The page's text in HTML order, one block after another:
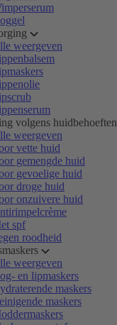
weergeven
volgens
weergeven
vette huid
gemengde huid
gevoelige huid
droge huid
onzuivere huid
spf
roodheid
weergeven
en lipmaskers
maskers
maskers